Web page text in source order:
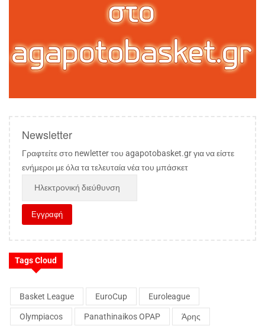
Newsletter
Γραφτείτε στο newletter του agapotobasket.gr για να είστε
ενήμεροι με όλα τα τελευταία νέα του μπάσκετ
Tags Cloud
Basket League EuroCup Euroleague
Olympiacos Panathinaikos OPAP Άρης